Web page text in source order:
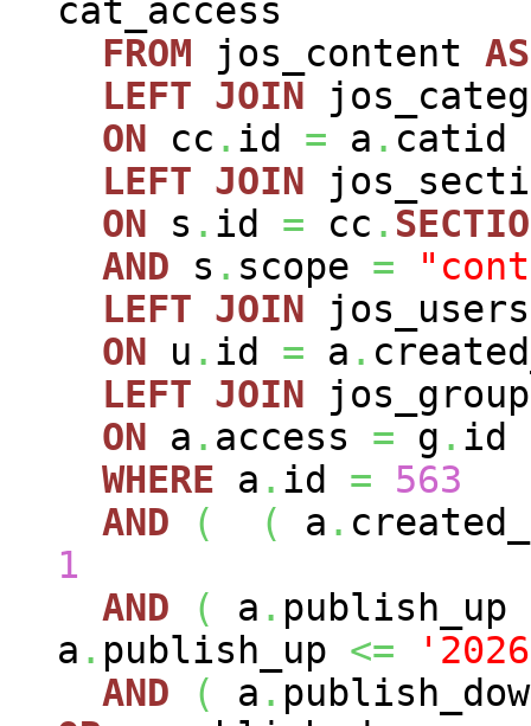
cat_access
FROM jos_content AS
LEFT JOIN
ON cc . id = a . catid
LEFT JOIN
ON s . id = cc .
AND s . scope =
LEFT JOIN
ON u . id = a .
LEFT JOIN
ON a . access = g . id
WHERE a . id =
563
AND
( ( a .
1
AND
( a . publish_up
a . publish_up <=
AND
( a .